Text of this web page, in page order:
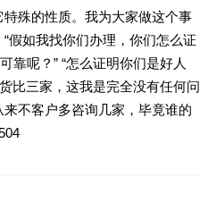
殊的性质。我为大家做这个事
假如我找你们办理，你们怎么证
靠呢？” “怎么证明你们是好人
比三家，这我是完全没有任何问
不客户多咨询几家，毕竟谁的